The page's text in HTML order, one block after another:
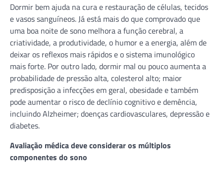
Dormir bem ajuda na cura e restauração de células, tecidos
e vasos sanguíneos. Já está mais do que comprovado que
uma boa noite de sono melhora a função cerebral, a
criatividade, a produtividade, o humor e a energia, além de
deixar os reflexos mais rápidos e o sistema imunológico
mais forte. Por outro lado, dormir mal ou pouco aumenta a
probabilidade de pressão alta, colesterol alto; maior
predisposição a infecções em geral, obesidade e também
pode aumentar o risco de declínio cognitivo e demência,
incluindo Alzheimer; doenças cardiovasculares, depressão e
diabetes.
Avaliação médica deve considerar os múltiplos
componentes do sono